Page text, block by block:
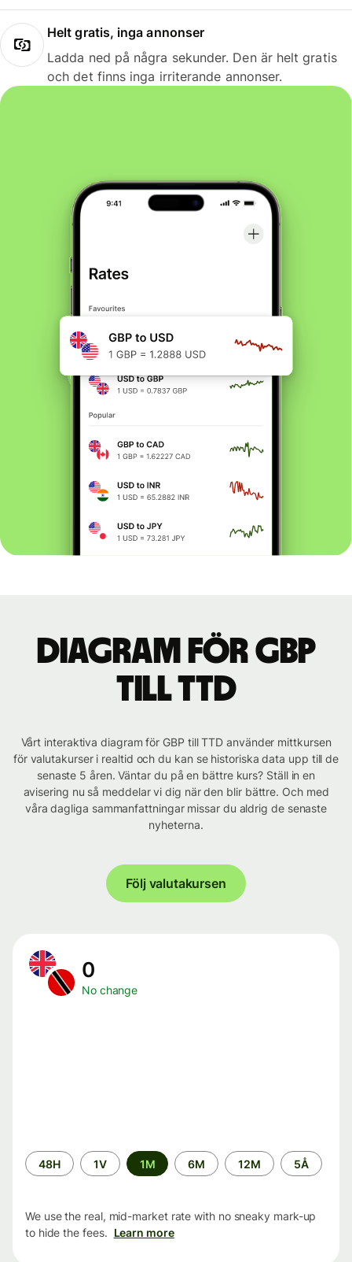
Helt gratis, inga annonser
Ladda ned på några sekunder. Den är helt gratis
och det finns inga irriterande annonser.
Diagram för GBP
till TTD
Vårt interaktiva diagram för GBP till TTD använder mittkursen
för valutakurser i realtid och du kan se historiska data upp till de
senaste 5 åren. Väntar du på en bättre kurs? Ställ in en
avisering nu så meddelar vi dig när den blir bättre. Och med
våra dagliga sammanfattningar missar du aldrig de senaste
nyheterna.
Följ valutakursen
0
No change
Time
period
48H 1V 1M 6M 12M 5Å
We use the real, mid-market rate with no sneaky mark-up
to hide the fees. Learn more